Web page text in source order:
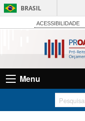
BRASIL
ACESSIBILIDADE
Menu